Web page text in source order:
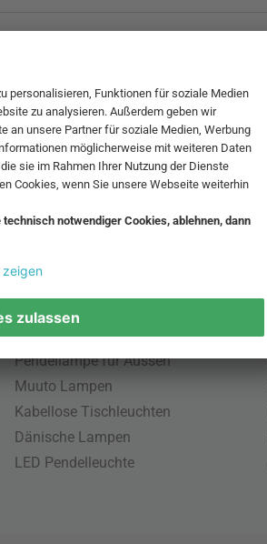
Beliebte Leuchten
Pendellampe für Aussen
Muuto Lampen
Kabellose Tischleuchten
Dänische Lampen
LED Pendelleuchte